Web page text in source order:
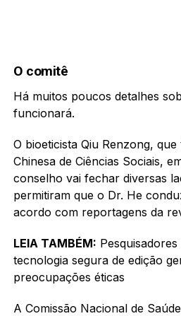
O comitê
Há muitos poucos detalhes
funcionará.
O bioeticista Qiu Renzong,
Chinesa de Ciências Sociais,
conselho vai fechar diversas
permitiram que o Dr. He
acordo com reportagens da
LEIA TAMBÉM:
tecnologia segura de edição
preocupações éticas
A Comissão Nacional de